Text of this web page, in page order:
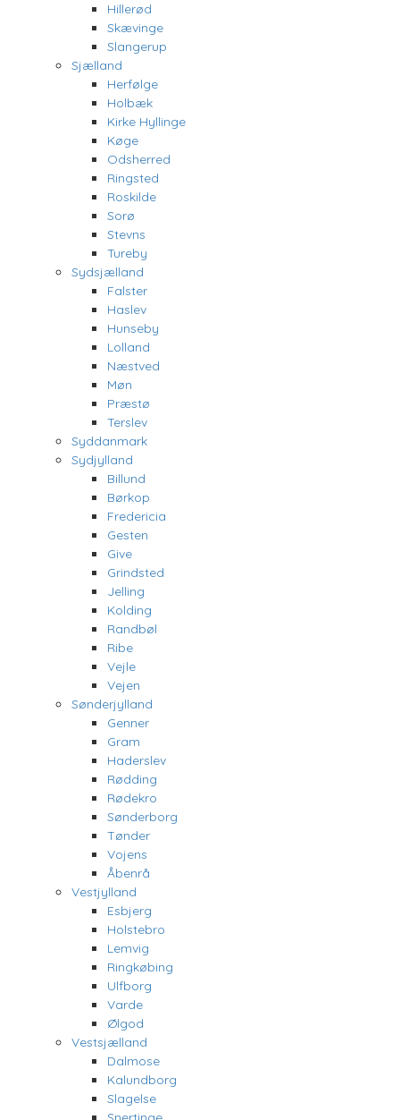
Hillerød
Skævinge
Slangerup
Sjælland
Herfølge
Holbæk
Kirke Hyllinge
Køge
Odsherred
Ringsted
Roskilde
Sorø
Stevns
Tureby
Sydsjælland
Falster
Haslev
Hunseby
Lolland
Næstved
Møn
Præstø
Terslev
Syddanmark
Sydjylland
Billund
Børkop
Fredericia
Gesten
Give
Grindsted
Jelling
Kolding
Randbøl
Ribe
Vejle
Vejen
Sønderjylland
Genner
Gram
Haderslev
Rødding
Rødekro
Sønderborg
Tønder
Vojens
Åbenrå
Vestjylland
Esbjerg
Holstebro
Lemvig
Ringkøbing
Ulfborg
Varde
Ølgod
Vestsjælland
Dalmose
Kalundborg
Slagelse